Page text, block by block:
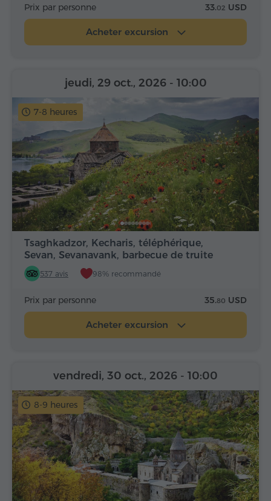
Prix par personne 33.02 USD
Acheter excursion
7-8 heures
Tsaghkadzor, Kecharis, téléphérique,
Sevan, Sevanavank, barbecue de truite
537 avis 98% recommandé
jeudi, 29 oct., 2026 - 10:00
Prix par personne 35.80 USD
Acheter excursion
8-9 heures
vendredi, 30 oct., 2026 - 10:00